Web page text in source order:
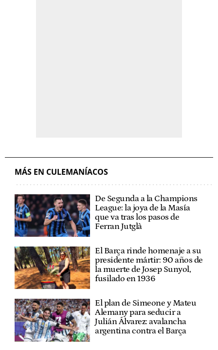
MÁS EN CULEMANÍACOS
De Segunda a la Champions
League: la joya de la Masía
que va tras los pasos de
Ferran Jutglà
El Barça rinde homenaje a su
presidente mártir: 90 años de
la muerte de Josep Sunyol,
fusilado en 1936
El plan de Simeone y Mateu
Alemany para seducir a
Julián Álvarez: avalancha
argentina contra el Barça